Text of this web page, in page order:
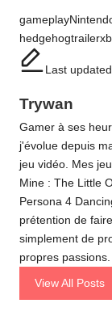
Tags:
gameplay
hedgehogtrailer
Last
Trywan
Gamer à ses
j'évolue depuis
jeu vidéo. Mes
Mine : The Little
Persona 4
prétention de
simplement de
propres passions.
View All Posts